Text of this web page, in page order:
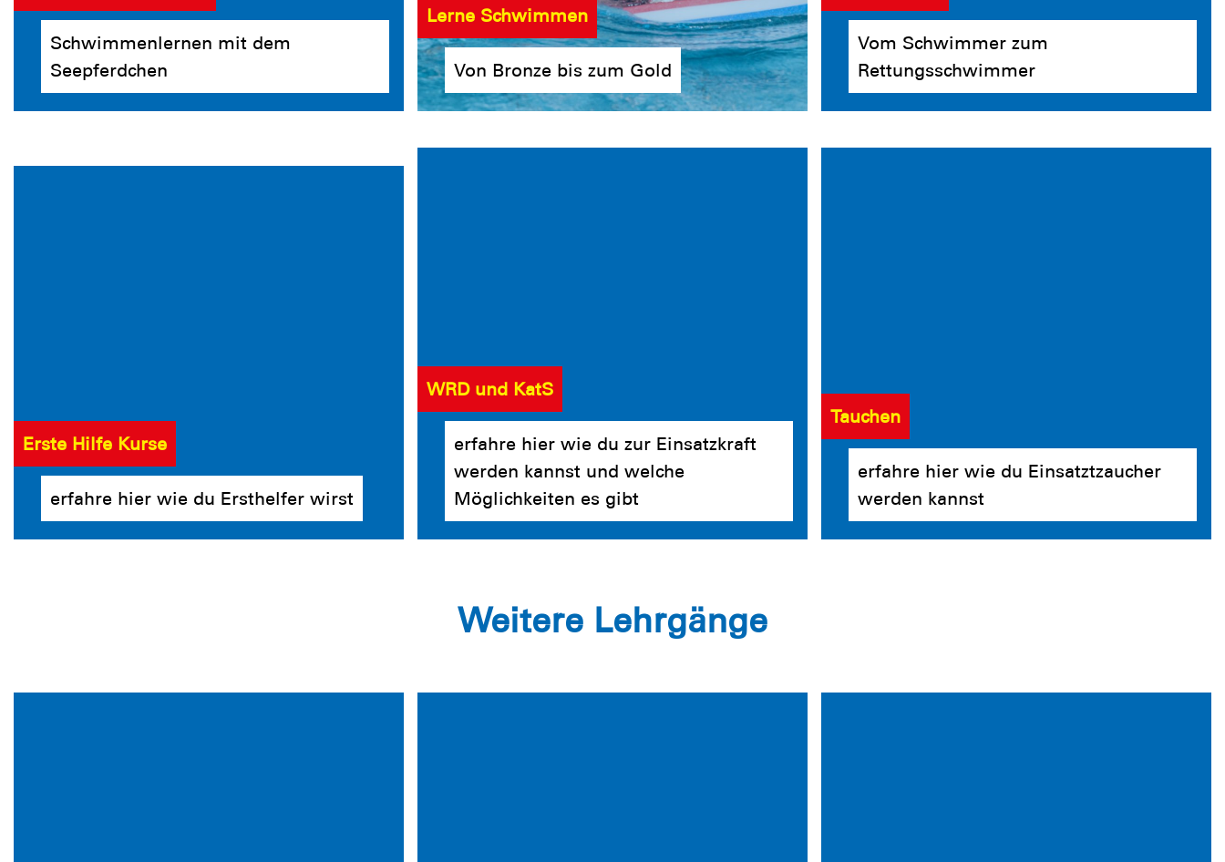
Schwimmenlernen mit dem
Seepferdchen
Erste Hilfe Kurse
erfahre hier wie du Ersthelfer wirst
Lerne Schwimmen
Von Bronze bis zum Gold
WRD und KatS
erfahre hier wie du zur Einsatzkraft
werden kannst und welche
Möglichkeiten es gibt
Vom Schwimmer zum
Rettungsschwimmer
Tauchen
erfahre hier wie du Einsatztzaucher
werden kannst
Weitere Lehrgänge